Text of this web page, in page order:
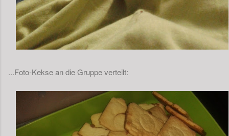
...Foto-Kekse an die Gruppe verteilt: